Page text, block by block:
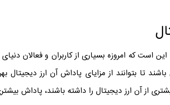
است که امروزه بسیاری از کاربران و فعالان
تا بتوانند از مزایای پاداش آن ارز دیجیتال
از آن ارز دیجیتال را داشته باشند، پاداش